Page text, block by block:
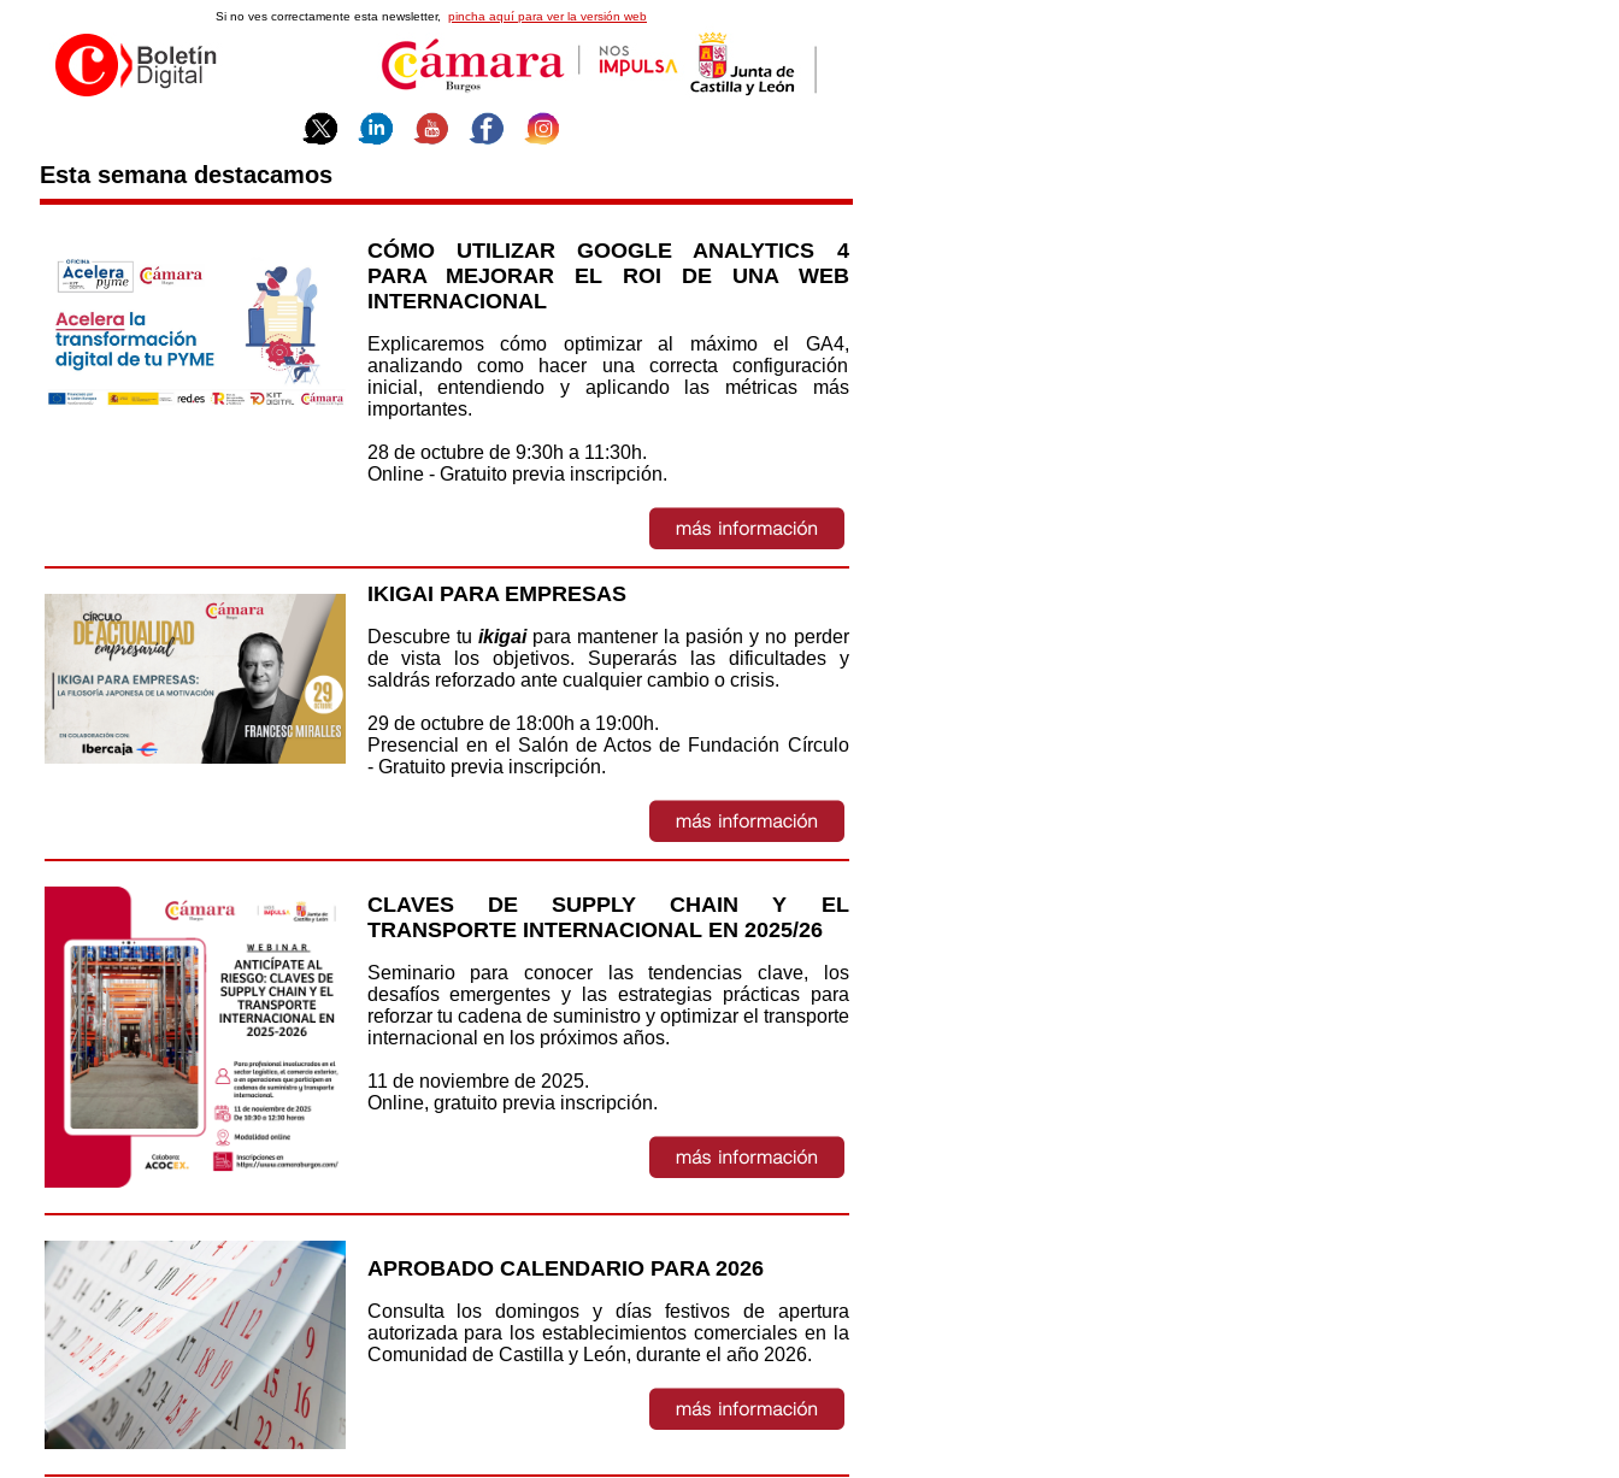
Si no ves correctamente esta newsletter, pincha aquí para ver la versión web
Esta semana destacamos
CÓMO UTILIZAR GOOGLE ANALYTICS 4
PARA MEJORAR EL ROI DE UNA WEB
INTERNACIONAL
Explicaremos cómo optimizar al máximo el GA4,
analizando como hacer una correcta configuración
inicial, entendiendo y aplicando las métricas más
importantes.
28 de octubre de 9:30h a 11:30h.
Online - Gratuito previa inscripción.
IKIGAI PARA EMPRESAS
Descubre tu ikigaipara mantener la pasión y no perder
de vista los objetivos. Superarás las dificultades y
saldrás reforzado ante cualquier cambio o crisis.
29 de octubre de 18:00h a 19:00h.
Presencial en el Salón de Actos de Fundación Círculo
- Gratuito previa inscripción.
CLAVES DE SUPPLY CHAIN Y EL
TRANSPORTE INTERNACIONAL EN 2025/26
Seminario para conocer las tendencias clave, los
desafíos emergentes y las estrategias prácticas para
reforzar tu cadena de suministro y optimizar el transporte
internacional en los próximos años.
11 de noviembre de 2025.
Online, gratuito previa inscripción.
APROBADO CALENDARIO PARA 2026
Consulta los domingos y días festivos de apertura
autorizada para los establecimientos comerciales en la
Comunidad de Castilla y León, durante el año 2026.